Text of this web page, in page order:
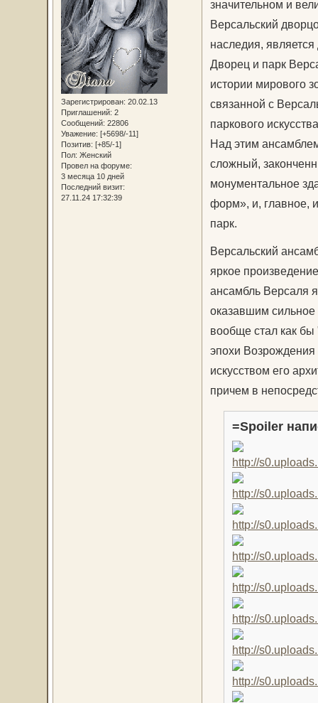
Зарегистрирован: 20.02.13
Приглашений: 2
Сообщений: 22806
Уважение: [+5698/-11]
Позитив: [+85/-1]
Пол: Женский
Провел на форуме:
3 месяца 10 дней
Последний визит:
27.11.24 17:32:39
значительном и
Версальский
наследия,
Дворец и парк
истории мирового
связанной с
паркового
Над этим
сложный,
монументальное
форм», и, главное,
парк.
Версальский
яркое
ансамбль Версаля
оказавшим сильное
вообще стал как
эпохи
искусством его
причем в
=Spoiler